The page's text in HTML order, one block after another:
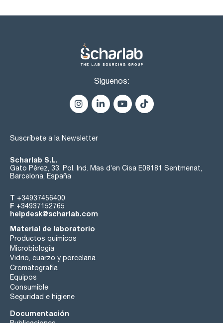
Síguenos:
Suscríbete a la Newsletter
Scharlab S.L.
Gato Pérez, 33. Pol. Ind. Mas d’en Cisa E08181 Sentmenat,
Barcelona, España
T +34937456400
F +34937152765
helpdesk@scharlab.com
Material de laboratorio
Productos químicos
Microbiología
Vidrio, cuarzo y porcelana
Cromatografía
Equipos
Consumible
Seguridad e higiene
Documentación